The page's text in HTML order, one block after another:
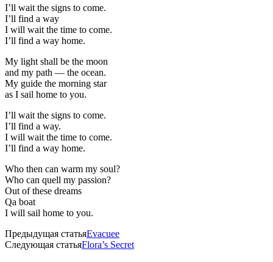
I’ll wait the signs to come.
I’ll find a way
I will wait the time to come.
I’ll find a way home.
My light shall be the moon
and my path — the ocean.
My guide the morning star
as I sail home to you.
I’ll wait the signs to come.
I’ll find a way.
I will wait the time to come.
I’ll find a way home.
Who then can warm my soul?
Who can quell my passion?
Out of these dreams
Qa boat
I will sail home to you.
Предыдущая статьяEvacuee
Следующая статьяFlora’s Secret